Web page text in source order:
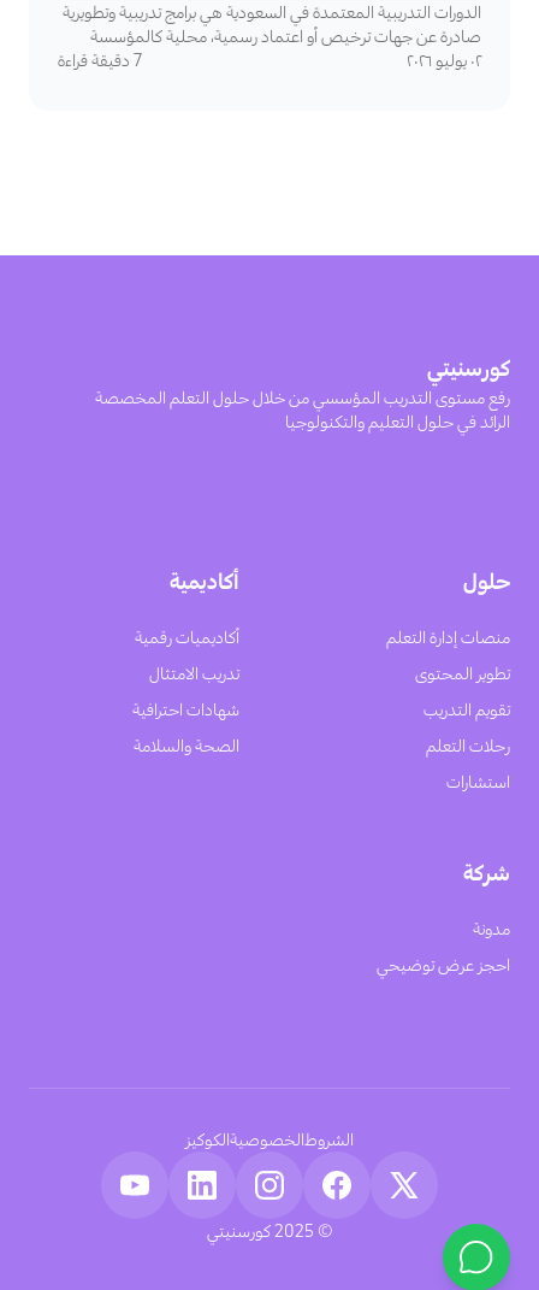
الدورات التدريبية المعتمدة في السعودية هي برامج تدريبية وتطويرية
صادرة عن جهات ترخيص أو اعتماد رسمية، محلية كالمؤسسة
العامة للتدريب التقني والمهني (TVTC) وصندوق تنمية الموارد
٠٢ يوليو ٢٠٢٦ 7 دقيقة قراءة
كورسنيتي
رفع مستوى التدريب المؤسسي من خلال حلول التعلم المخصصة
الرائد في حلول التعليم والتكنولوجيا
حلول
منصات إدارة التعلم
تطوير المحتوى
تقويم التدريب
رحلات التعلم
استشارات
أكاديمية
أكاديميات رقمية
تدريب الامتثال
شهادات احترافية
الصحة والسلامة
شركة
مدونة
احجز عرض توضيحي
© 2025 كورسنيتي
الشروطالخصوصيةالكوكيز